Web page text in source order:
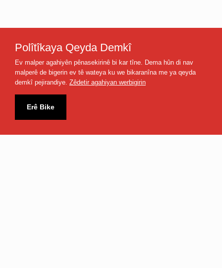
Nûçe û Spor
Nûçe
Dawiya Heftê
Kêfa Jiyana Min
Polîtîkaya Qeyda Demkî
Ev malper agahiyên pênasekirinê bi kar tîne. Dema hûn di nav
malperê de bigerin ev tê wateya ku we bikaranîna me ya qeyda
demkî pejirandiye. Zêdetir agahiyan werbigirin
Erê Bike